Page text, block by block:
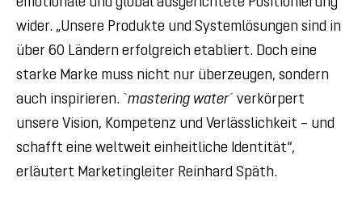
wider. „Unsere Produkte und Systemlösungen sind in
über 60 Ländern erfolgreich etabliert. Doch eine
starke Marke muss nicht nur überzeugen, sondern
auch inspirieren. `mastering water´ verkörpert
unsere Vision, Kompetenz und Verlässlichkeit – und
schafft eine weltweit einheitliche Identität“,
erläutert Marketingleiter Reinhard Späth.